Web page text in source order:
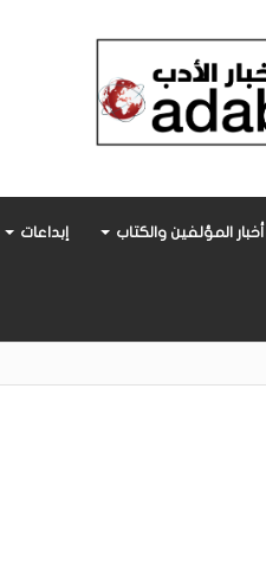
أخبار المؤلفين والكتاب إبداعات
حديثة صادرة عن مركز الأدب العربي